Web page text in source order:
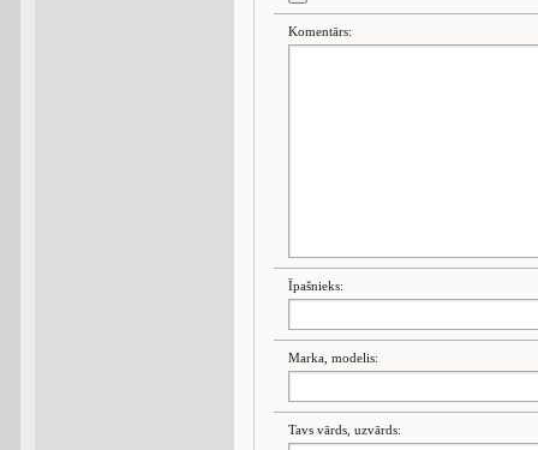
Komentārs:
Īpašnieks:
Marka, modelis:
Tavs vārds, uzvārds: